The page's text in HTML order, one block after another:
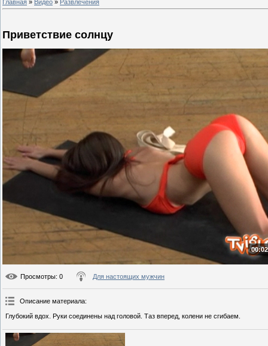
Главная » Видео » Развлечения
Приветствие солнцу
Просмотры: 0 Для настоящих мужчин
Описание материала:
Глубокий вдох. Руки соединены над головой. Таз вперед, колени не сгибаем.